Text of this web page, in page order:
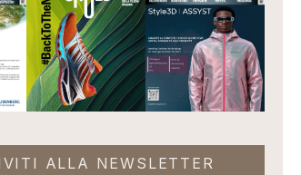
ALLA NEWSLETTER